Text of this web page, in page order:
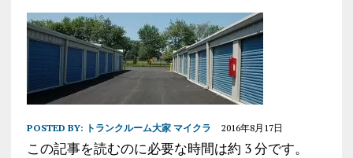
POSTED BY: トランクルーム大家 マイクラ 2016年8月17日
この記事を読むのに必要な時間は約 3 分です。